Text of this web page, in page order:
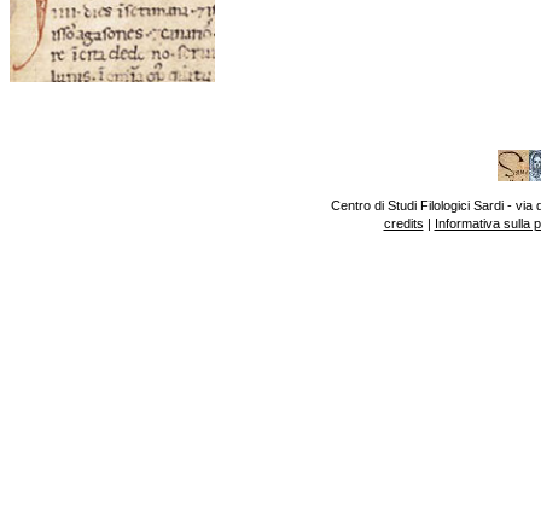
Centro di Studi Filologici Sardi - via
credits | Informativa sulla